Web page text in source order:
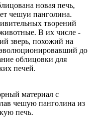
новая печь,
чешуи панголина.
творений
В их числе -
зверь, похожий на
до
облицовки для
печей.
материал с
чешую панголина из
печь.